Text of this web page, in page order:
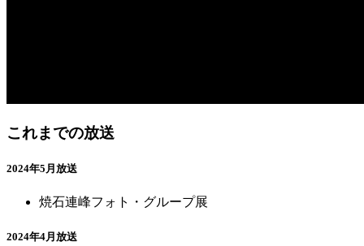
これまでの放送
2024年5月放送
焼石連峰フォト・グループ展
2024年4月放送